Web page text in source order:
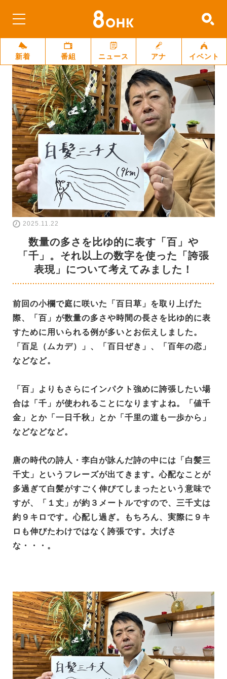
新着 番組 ニュース アナ イベント
2025.11.22
数量の多さを比ゆ的に表す「百」や
「千」。それ以上の数字を使った「誇張
表現」について考えてみました！
前回の小欄で庭に咲いた「百日草」を取り上げた
際、「百」が数量の多さや時間の長さを比ゆ的に表
すために用いられる例が多いとお伝えしました。
「百足（ムカデ）」、「百日ぜき」、「百年の恋」
などなど。
「百」よりもさらにインパクト強めに誇張したい場
合は「千」が使われることになりますよね。「値千
金」とか「一日千秋」とか「千里の道も一歩から」
などなどなど。
唐の時代の詩人・李白が詠んだ詩の中には「白髪三
千丈」というフレーズが出てきます。心配なことが
多過ぎて白髪がすごく伸びてしまったという意味で
すが、「１丈」が約３メートルですので、 三千丈は
約９キロです。心配し過ぎ。もちろん、実際に９キ
ロも伸びたわけではなく誇張です。大げさ
な・・・。